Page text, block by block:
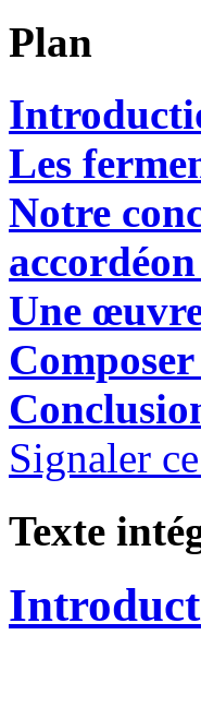
Plan
Les
Notre
Une
Signaler
Texte